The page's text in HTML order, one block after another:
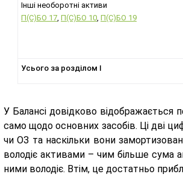
Інші необоротні активи
П(С)БО 17, П(С)БО 10, П(С)БО 19
Усього за розділом I
У Балансі довідково відображається
само щодо основних засобів. Ці дві
чи ОЗ та наскільки вони
володіє активами – чим більше сума
ними володіє. Втім, це достатньо